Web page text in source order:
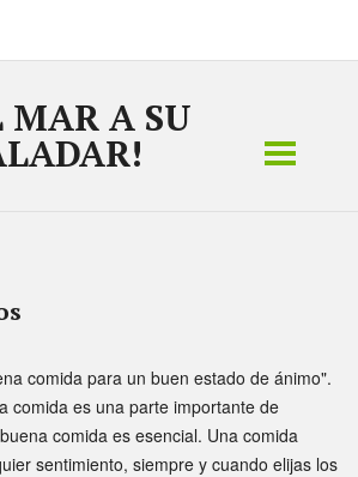
MAR A SU
comida para un buen estado de ánimo".
comida es una parte importante de
comida es esencial. Una comida
sentimiento, siempre y cuando elijas los